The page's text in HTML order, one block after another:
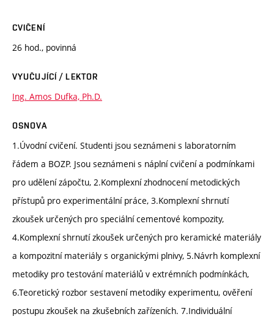
CVIČENÍ
26 hod., povinná
VYUČUJÍCÍ / LEKTOR
Ing. Amos Dufka, Ph.D.
OSNOVA
1.Úvodní cvičení. Studenti jsou seznámeni s laboratorním
řádem a BOZP. Jsou seznámeni s náplní cvičení a podmínkami
pro udělení zápočtu, 2.Komplexní zhodnocení metodických
přístupů pro experimentální práce, 3.Komplexní shrnutí
zkoušek určených pro speciální cementové kompozity,
4.Komplexní shrnutí zkoušek určených pro keramické materiály
a kompozitní materiály s organickými plnivy, 5.Návrh komplexní
metodiky pro testování materiálů v extrémních podmínkách,
6.Teoretický rozbor sestavení metodiky experimentu, ověření
postupu zkoušek na zkušebních zařízeních. 7.Individuální